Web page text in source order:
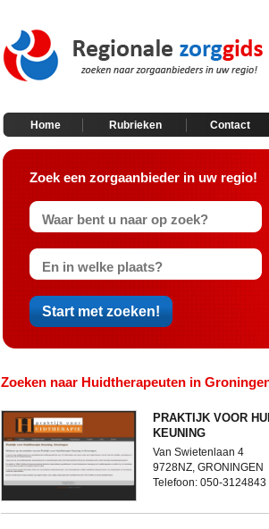
Home Rubrieken Contact
Zoek een zorgaanbieder in uw regio!
Zoeken naar Huidtherapeuten in
PRAKTIJK VOOR
KEUNING
Van Swietenlaan 4
9728NZ, GRONINGEN
Telefoon: 050-3124843